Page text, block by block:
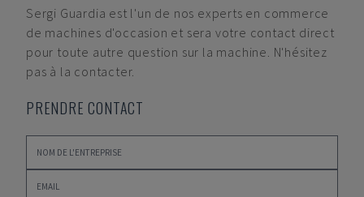
Sergi Guardia est l'un de nos experts en commerce
de machines d'occasion et sera votre contact direct
pour toute autre question sur la machine. N'hésitez
pas à la contacter.
PRENDRE CONTACT